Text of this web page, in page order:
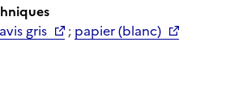
gris ; papier (blanc)